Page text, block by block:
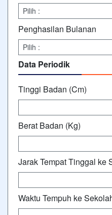
Penghasilan Bulanan
Data Periodik
Tinggi Badan (Cm)
Berat Badan (Kg)
Jarak Tempat Tinggal ke
Waktu Tempuh ke